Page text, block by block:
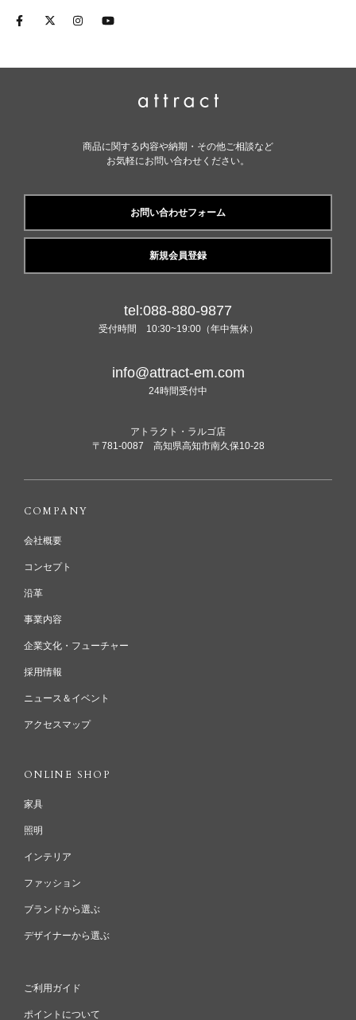
商品に関する内容や納期・その他ご相談など
お気軽にお問い合わせください。
お問い合わせフォーム
新規会員登録
tel:088-880-9877
受付時間 10:30~19:00（年中無休）
info@attract-em.com
24時間受付中
アトラクト・ラルゴ店
〒781-0087 高知県高知市南久保10-28
COMPANY
会社概要
コンセプト
沿革
事業内容
企業文化・フューチャー
採用情報
ニュース＆イベント
アクセスマップ
ONLINE SHOP
家具
照明
インテリア
ファッション
ブランドから選ぶ
デザイナーから選ぶ
ご利用ガイド
ポイントについて